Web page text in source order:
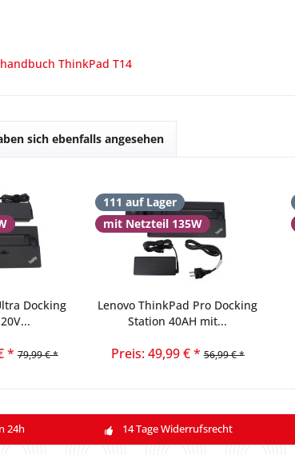
ThinkPad T14
sich ebenfalls angesehen
Docking
* 79,99 € *
111 auf Lager
mit Netzteil 135W
Lenovo ThinkPad Pro Docking
Station 40AH mit...
Preis: 49,99 € * 56,99 € *
24h 14 Tage Widerrufsrecht